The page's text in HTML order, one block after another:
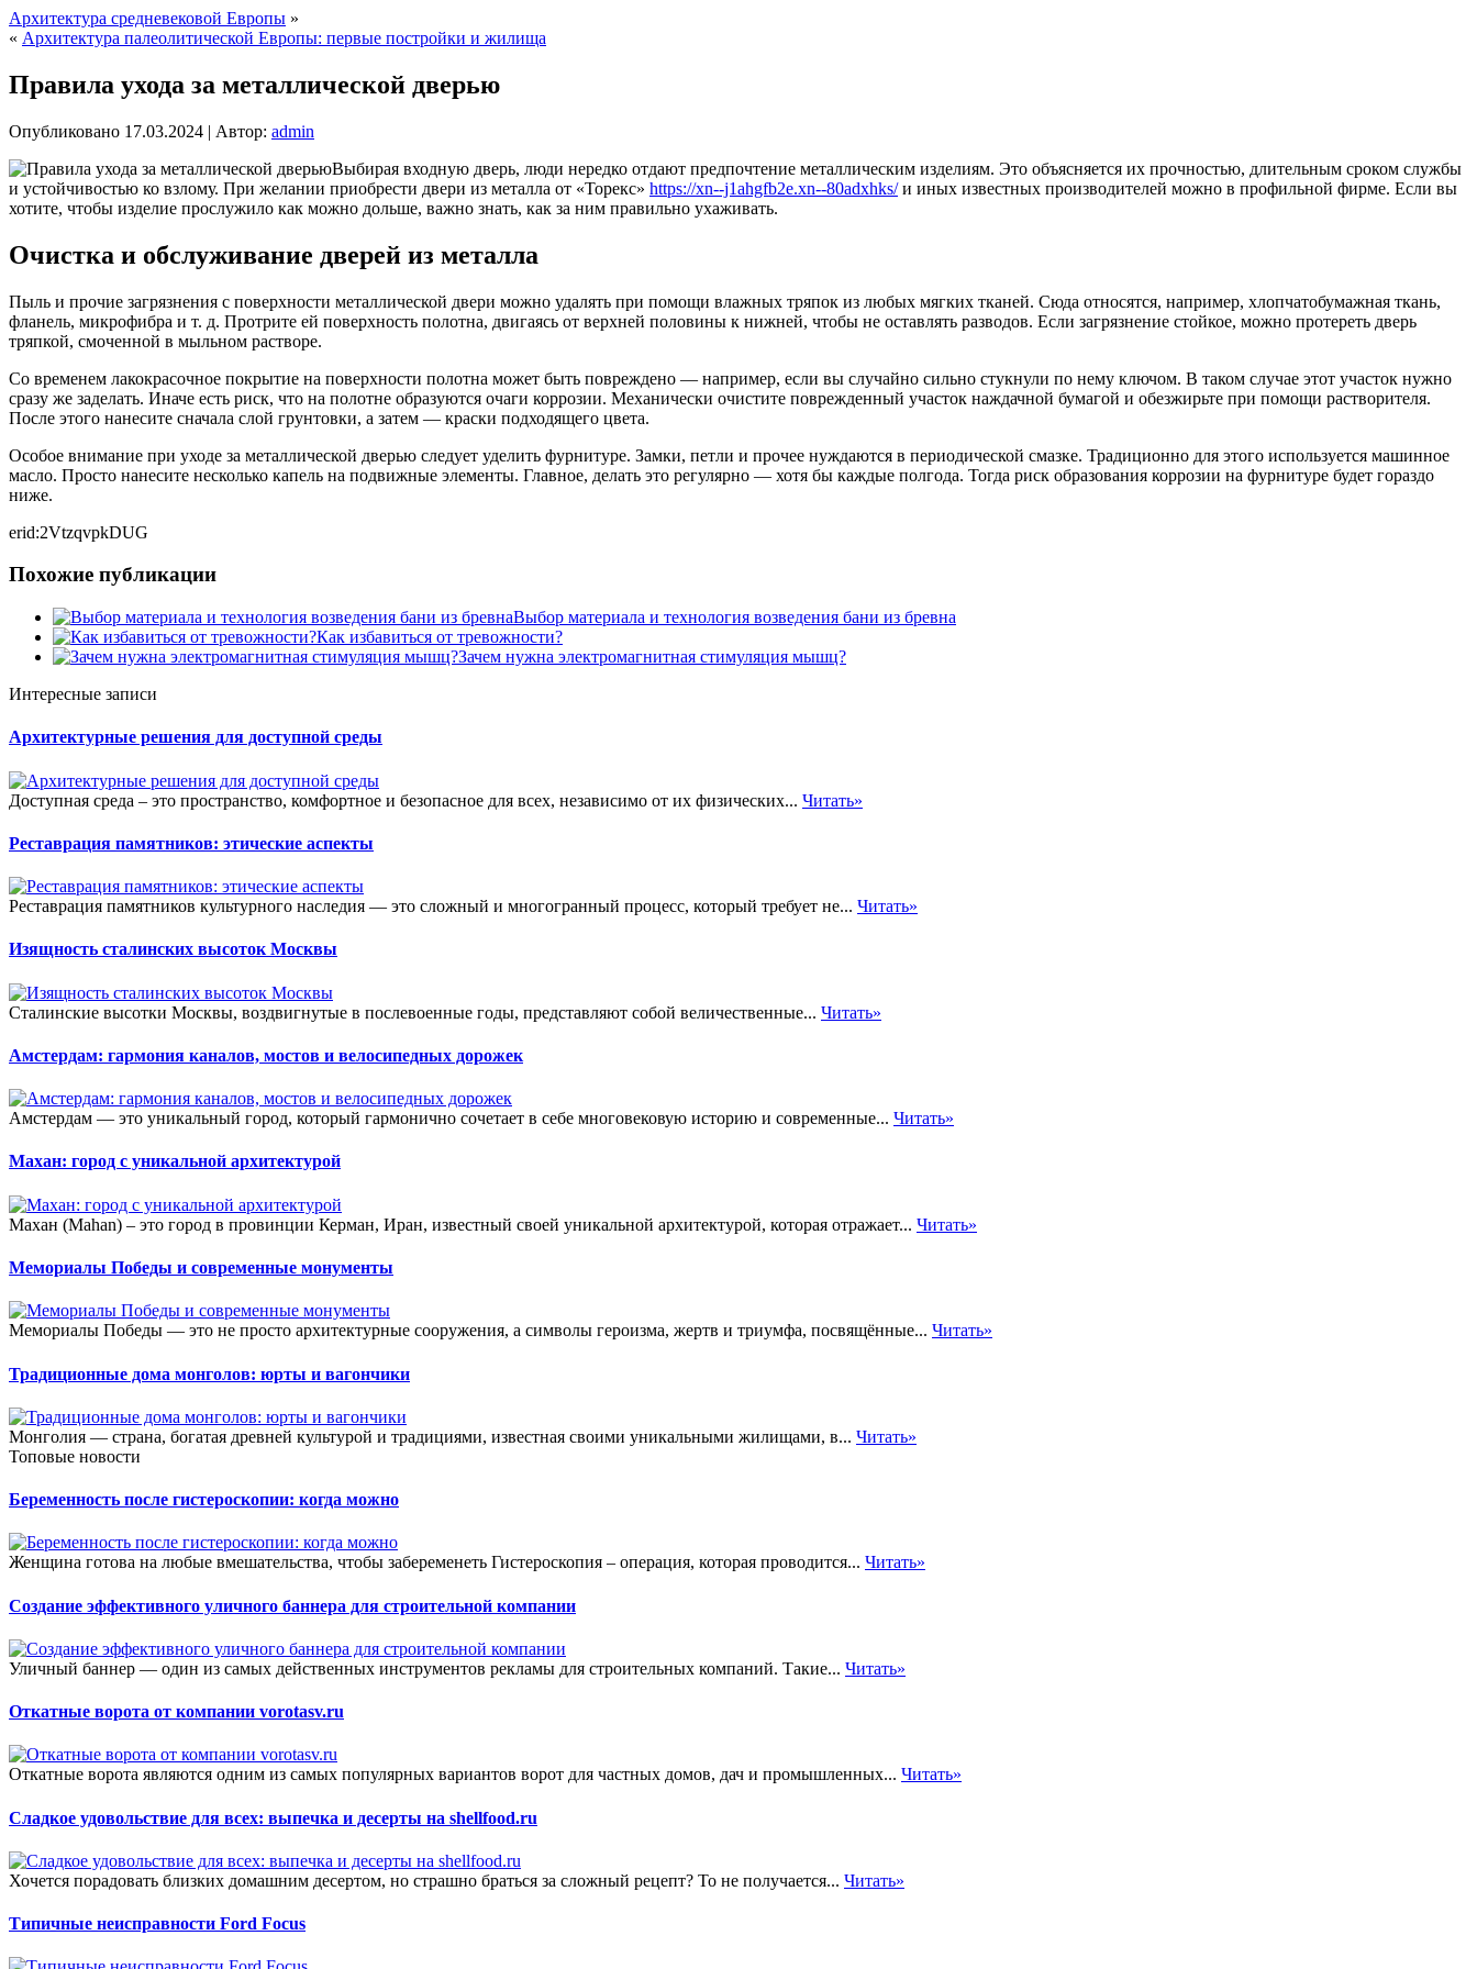
Архитектура средневековой Европы »
« Архитектура палеолитической Европы: первые постройки и жилища
Правила ухода за металлической дверью
Опубликовано 17.03.2024 | Автор: admin
Выбирая входную дверь, люди нередко отдают предпочтение металлическим изделиям. Это объясняется их прочностью, длительным сроком службы
и устойчивостью ко взлому. При желании приобрести двери из металла от «Торекс» https://xn--j1ahgfb2e.xn--80adxhks/и иных известных производителей можно в профильной фирме. Если вы
хотите, чтобы изделие прослужило как можно дольше, важно знать, как за ним правильно ухаживать.
Очистка и обслуживание дверей из металла
Пыль и прочие загрязнения с поверхности металлической двери можно удалять при помощи влажных тряпок из любых мягких тканей. Сюда относятся, например, хлопчатобумажная ткань,
фланель, микрофибра и т. д. Протрите ей поверхность полотна, двигаясь от верхней половины к нижней, чтобы не оставлять разводов. Если загрязнение стойкое, можно протереть дверь
тряпкой, смоченной в мыльном растворе.
Со временем лакокрасочное покрытие на поверхности полотна может быть повреждено — например, если вы случайно сильно стукнули по нему ключом. В таком случае этот участок нужно
сразу же заделать. Иначе есть риск, что на полотне образуются очаги коррозии. Механически очистите поврежденный участок наждачной бумагой и обезжирьте при помощи растворителя.
После этого нанесите сначала слой грунтовки, а затем — краски подходящего цвета.
Особое внимание при уходе за металлической дверью следует уделить фурнитуре. Замки, петли и прочее нуждаются в периодической смазке. Традиционно для этого используется машинное
масло. Просто нанесите несколько капель на подвижные элементы. Главное, делать это регулярно — хотя бы каждые полгода. Тогда риск образования коррозии на фурнитуре будет гораздо
ниже.
erid:2VtzqvpkDUG
Похожие публикации
Выбор материала и технология возведения бани из бревна
Как избавиться от тревожности?
Зачем нужна электромагнитная стимуляция мышц?
Интересные записи
Архитектурные решения для доступной среды
Доступная среда – это пространство, комфортное и безопасное для всех, независимо от их физических... Читать»
Реставрация памятников: этические аспекты
Реставрация памятников культурного наследия — это сложный и многогранный процесс, который требует не... Читать»
Изящность сталинских высоток Москвы
Сталинские высотки Москвы, воздвигнутые в послевоенные годы, представляют собой величественные... Читать»
Амстердам: гармония каналов, мостов и велосипедных дорожек
Амстердам — это уникальный город, который гармонично сочетает в себе многовековую историю и современные... Читать»
Махан: город с уникальной архитектурой
Махан (Mahan) – это город в провинции Керман, Иран, известный своей уникальной архитектурой, которая отражает... Читать»
Мемориалы Победы и современные монументы
Мемориалы Победы — это не просто архитектурные сооружения, а символы героизма, жертв и триумфа, посвящённые... Читать»
Традиционные дома монголов: юрты и вагончики
Монголия — страна, богатая древней культурой и традициями, известная своими уникальными жилищами, в... Читать»
Топовые новости
Беременность после гистероскопии: когда можно
Женщина готова на любые вмешательства, чтобы забеременеть Гистероскопия – операция, которая проводится... Читать»
Создание эффективного уличного баннера для строительной компании
Уличный баннер — один из самых действенных инструментов рекламы для строительных компаний. Такие... Читать»
Откатные ворота от компании vorotasv.ru
Откатные ворота являются одним из самых популярных вариантов ворот для частных домов, дач и промышленных... Читать»
Сладкое удовольствие для всех: выпечка и десерты на shellfood.ru
Хочется порадовать близких домашним десертом, но страшно браться за сложный рецепт? То не получается... Читать»
Типичные неисправности Ford Focus